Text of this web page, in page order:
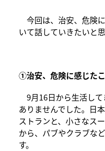
今回は、治安、危険
いて話していきたいと思
①治安、危険に感じた
9月16日から生活して
ありませんでした。日
ストランと、小さなス
から、パブやクラブな
す。